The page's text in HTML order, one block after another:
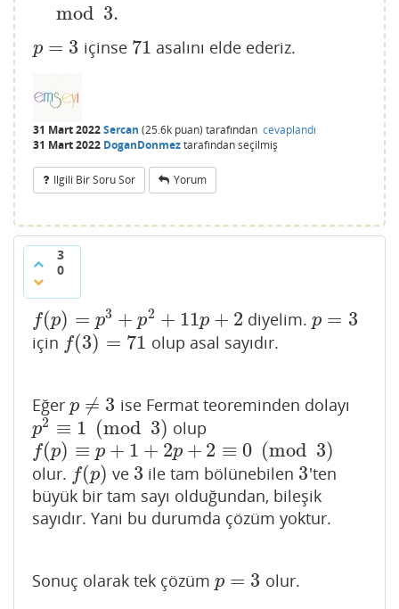
mod 3.
p = 3
p =3 içinse 71
71 asalını elde ederiz.
31 Mart 2022Sercan (25.6k puan) tarafından cevaplandı
31 Mart 2022 DoganDonmeztarafındanseçilmiş
Ilgili Bir Soru Sor Yorum
3
0
f(p) = p3 + p2 + 11p + 2
f(p)=p 3+ p2 +11p+ 2 diyelim.p = 3
p =3
için f(3) = 71
f(3)=71 olup asal sayıdır.
Eğer p ≠ 3
p ≠3 ise Fermat teoreminden dolayı
p2 ≡ 1 (mod 3)
p2 ≡1( mod3) olup
f(p) ≡ p + 1 + 2p + 2 ≡ 0 (mod 3)
f(p)≡p +1 +2p+ 2 ≡0 mod3 )
olur. f(p)
f(p) ve 3
3 ile tam bölünebilen 3
3'ten
büyük bir tam sayı olduğundan, bileşik
sayıdır. Yani bu durumda çözüm yoktur.
Sonuç olarak tek çözüm p = 3
p =3 olur.